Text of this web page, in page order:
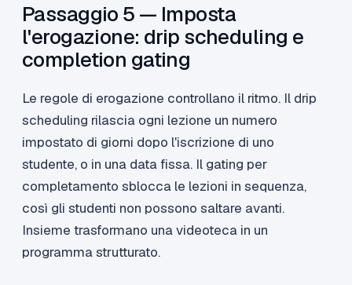
Passaggio 5 — Imposta
l'erogazione: drip scheduling e
completion gating
Le regole di erogazione controllano il ritmo. Il drip
scheduling rilascia ogni lezione un numero
impostato di giorni dopo l'iscrizione di uno
studente, o in una data fissa. Il gating per
completamento sblocca le lezioni in sequenza,
così gli studenti non possono saltare avanti.
Insieme trasformano una videoteca in un
programma strutturato.